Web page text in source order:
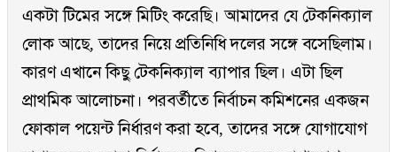
একটা টিমের সঙ্গে মিটিং করেছি। আমাদের যে টেকনিক্যাল
লোক আছে, তাদের নিয়ে প্রতিনিধি দলের সঙ্গে বসেছিলাম।
কারণ এখানে কিছু টেকনিক্যাল ব্যাপার ছিল। এটা ছিল
প্রাথমিক আলোচনা। পরবর্তীতে নির্বাচন কমিশনের একজন
ফোকাল পয়েন্ট নির্ধারণ করা হবে, তাদের সঙ্গে যোগাযোগ